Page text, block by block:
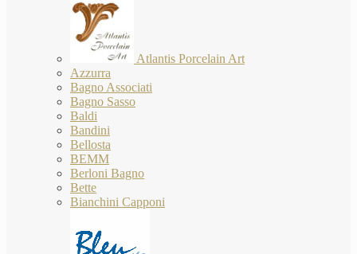
Atlantis Porcelain Art
Azzurra
Bagno Associati
Bagno Sasso
Baldi
Bandini
Bellosta
BEMM
Berloni Bagno
Bette
Bianchini Capponi